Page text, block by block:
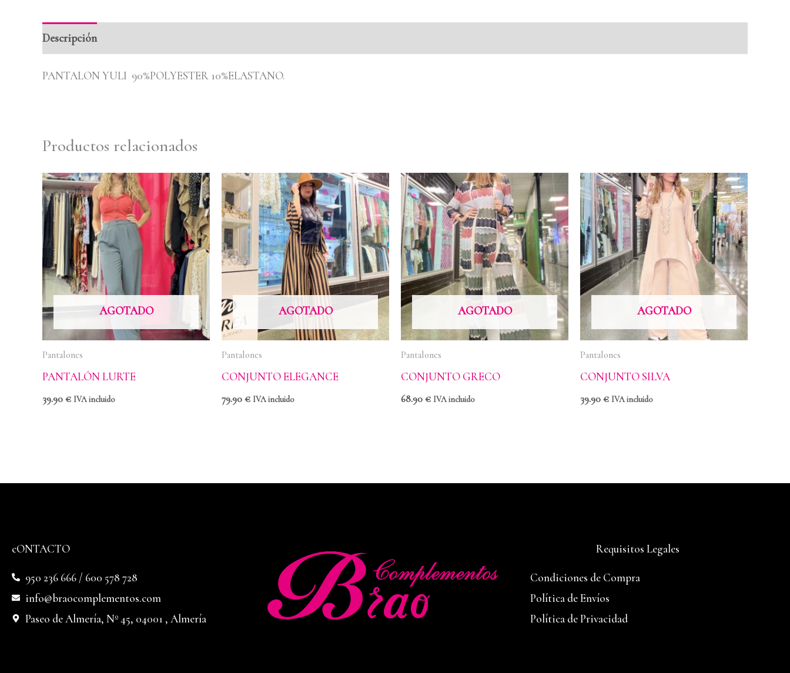
Descripción
PANTALON YULI 90%POLYESTER 10%ELASTANO.
Productos relacionados
AGOTADO
Pantalones
PANTALÓN LURTE
39.90€ IVA incluido
AGOTADO
Pantalones
CONJUNTO ELEGANCE
79.90€ IVA incluido
AGOTADO
Pantalones
CONJUNTO GRECO
68.90€ IVA incluido
AGOTADO
Pantalones
CONJUNTO SILVA
39.90€ IVA incluido
cONTACTO
950 236 666 / 600 578 728
info@braocomplementos.com
Paseo de Almería, Nº 45, 04001 , Almería
Requisitos Legales
Condiciones de Compra
Política de Envíos
Política de Privacidad